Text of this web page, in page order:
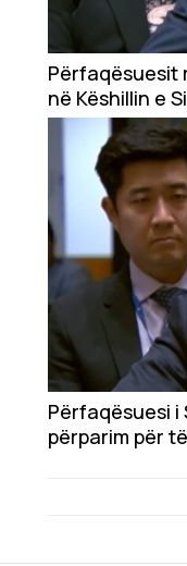
Përfaqësuesit
në Këshillin e
ato zonja?
Përfaqësuesi i
përparim për